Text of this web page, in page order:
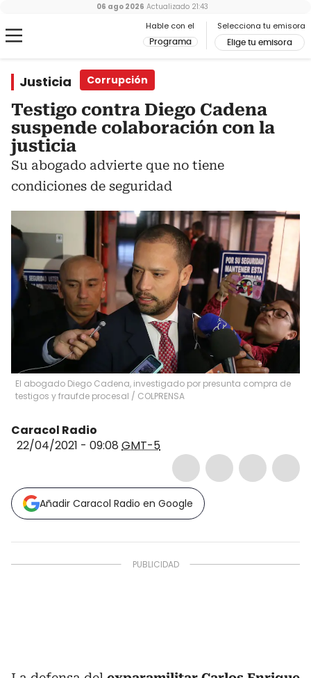
Hable con el
Programa
Selecciona tu emisora
Elige tu emisora
06 ago 2026 Actualizado 21:43
Justicia Corrupción
Testigo contra Diego Cadena
suspende colaboración con la
justicia
Su abogado advierte que no tiene
condiciones de seguridad
El abogado Diego Cadena, investigado por presunta compra de
testigos y fraufde procesal / COLPRENSA
Caracol Radio
22/04/2021 - 09:08 GMT-5
Añadir Caracol Radio en Google